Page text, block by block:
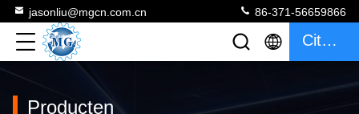
jasonliu@mgcn.com.cn 86-371-56659866
Citaat
Producten